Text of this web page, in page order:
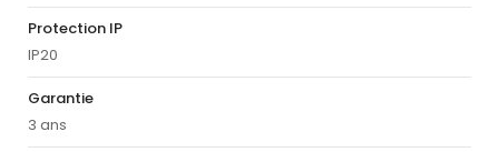
Protection IP
IP20
Garantie
3 ans